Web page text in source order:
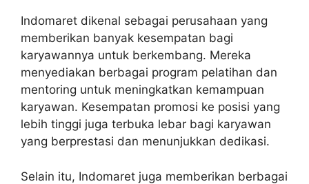
Indomaret dikenal sebagai perusahaan yang
memberikan banyak kesempatan bagi
karyawannya untuk berkembang. Mereka
menyediakan berbagai program pelatihan dan
mentoring untuk meningkatkan kemampuan
karyawan. Kesempatan promosi ke posisi yang
lebih tinggi juga terbuka lebar bagi karyawan
yang berprestasi dan menunjukkan dedikasi.
Selain itu, Indomaret juga memberikan berbagai